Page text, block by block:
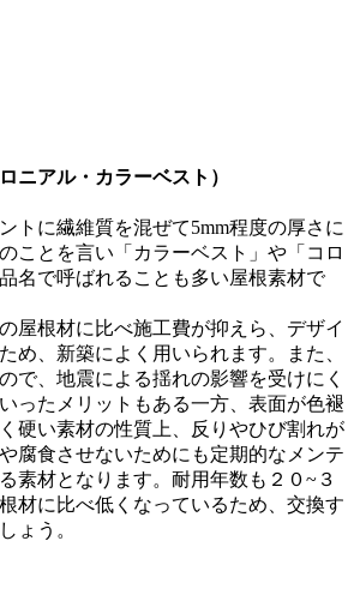
ニアル・カラーベスト）
トに繊維質を混ぜて5mm程度の厚さに
ことを言い「カラーベスト」や「コロ
名で呼ばれることも多い屋根素材で
屋根材に比べ施工費が抑えら、デザイ
め、新築によく用いられます。また、
で、地震による揺れの影響を受けにく
ったメリットもある一方、表面が色褪
硬い素材の性質上、反りやひび割れが
腐食させないためにも定期的なメンテ
素材となります。耐用年数も２０~３
材に比べ低くなっているため、交換す
ょう。